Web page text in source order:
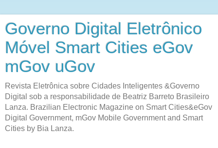
Governo Digital Eletrônico
Móvel Smart Cities eGov
mGov uGov
Revista Eletrônica sobre Cidades Inteligentes &Governo
Digital sob a responsabilidade de Beatriz Barreto Brasileiro
Lanza. Brazilian Electronic Magazine on Smart Cities&eGov
Digital Government, mGov Mobile Government and Smart
Cities by Bia Lanza.